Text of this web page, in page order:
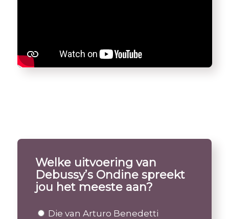
Welke uitvoering van
Debussy’s Ondine spreekt
jou het meeste aan?
Die van Arturo Benedetti